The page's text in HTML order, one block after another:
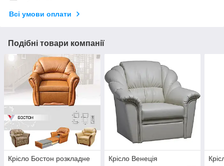
Всі умови оплати
Подібні товари компанії
Крісло Бостон розкладне Крісло Венеція